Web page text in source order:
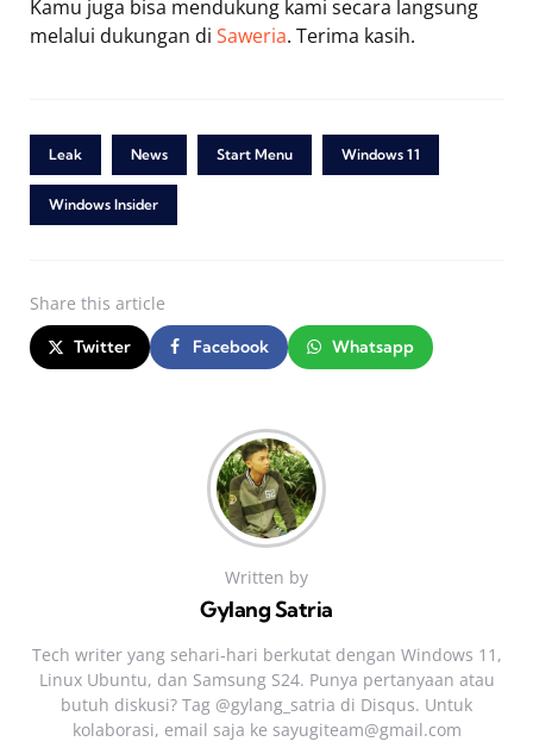
Kamu juga bisa mendukung kami secara langsung
melalui dukungan di Saweria. Terima kasih.
Leak News Start Menu Windows 11
Windows Insider
Share this article
Twitter Facebook Whatsapp
Written by
Gylang Satria
Tech writer yang sehari‑hari berkutat dengan Windows 11,
Linux Ubuntu, dan Samsung S24. Punya pertanyaan atau
butuh diskusi? Tag @gylang_satria di Disqus. Untuk
kolaborasi, email saja ke sayugiteam@gmail.com